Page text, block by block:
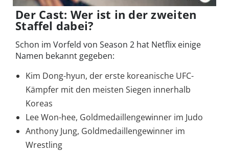
Der Cast: Wer ist in der zweiten
Staffel dabei?
Schon im Vorfeld von Season 2 hat Netflix einige
Namen bekannt gegeben:
Kim Dong-hyun, der erste koreanische UFC-
Kämpfer mit den meisten Siegen innerhalb
Koreas
Lee Won-hee, Goldmedaillengewinner im Judo
Anthony Jung, Goldmedaillengewinner im
Wrestling